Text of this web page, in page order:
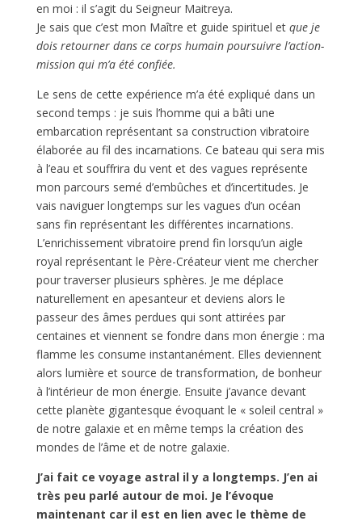
en moi : il s’agit du Seigneur Maitreya.
Je sais que c’est mon Maître et guide spirituel et que je
dois retourner dans ce corps humain poursuivre l’action-
mission qui m’a été confiée.
Le sens de cette expérience m’a été expliqué dans un
second temps : je suis l’homme qui a bâti une
embarcation représentant sa construction vibratoire
élaborée au fil des incarnations. Ce bateau qui sera mis
à l’eau et souffrira du vent et des vagues représente
mon parcours semé d’embûches et d’incertitudes. Je
vais naviguer longtemps sur les vagues d’un océan
sans fin représentant les différentes incarnations.
L’enrichissement vibratoire prend fin lorsqu’un aigle
royal représentant le Père-Créateur vient me chercher
pour traverser plusieurs sphères. Je me déplace
naturellement en apesanteur et deviens alors le
passeur des âmes perdues qui sont attirées par
centaines et viennent se fondre dans mon énergie : ma
flamme les consume instantanément. Elles deviennent
alors lumière et source de transformation, de bonheur
à l’intérieur de mon énergie. Ensuite j’avance devant
cette planète gigantesque évoquant le « soleil central »
de notre galaxie et en même temps la création des
mondes de l’âme et de notre galaxie.
J’ai fait ce voyage astral il y a longtemps. J’en ai
très peu parlé autour de moi. Je l’évoque
maintenant car il est en lien avec le thème de